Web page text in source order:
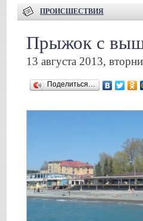
ПРОИСШЕСТВИЯ
Прыжок с
13 августа 2013,
Поделиться…